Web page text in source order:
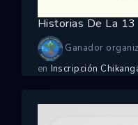
Historias De La 13
Ganador
en Inscripción